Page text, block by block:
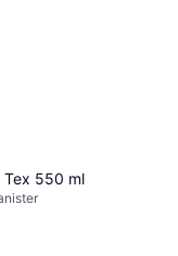
Tex 550 ml